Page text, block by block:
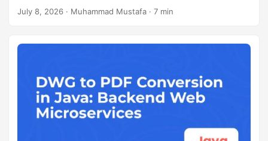
υλοποίηση βήμα προς βήμα, μάθετε τη ροή δεδομένων
διακομιστή.
July 8, 2026 · Muhammad Mustafa · 7 min